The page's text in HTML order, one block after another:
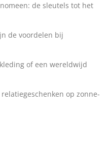
de sleutels tot het
de voordelen bij
of een wereldwijd
op zonne-